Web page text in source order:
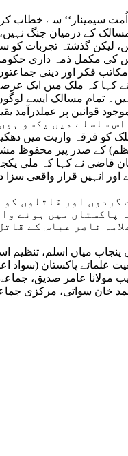
سیمینار‘‘ سے خطاب
کے درمیان جنگ
لیکن گذشتہ تجربات کو
کی مکمل ذمہ داری
فکر اور دینی
کہا کہ ملک میں ایک
مسالک ایسے
سلسلے میں یکسو
فرقہ واریت میں
کے صدر پیر محفوظ
نے کہا کہ ملی
انہیں قرار واقعی
اور قاتلوں
میں ہونے
ناصر عباس کے
میاں اسلم،
علمائے پاکستان
عامر صدیق، جماعۃ
احمد خان سواتی،